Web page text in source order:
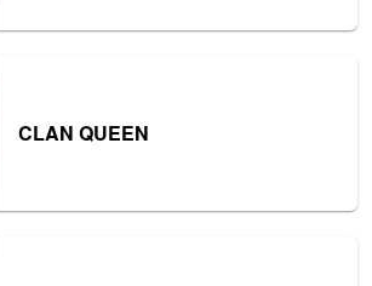
CLAN QUEEN